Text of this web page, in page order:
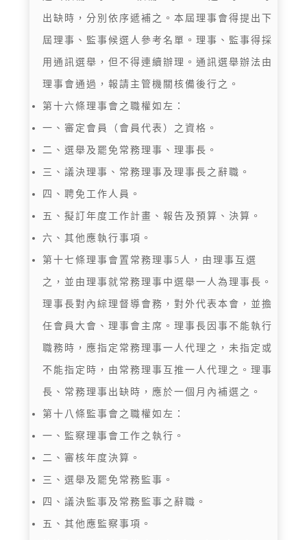
出缺時，分別依序遞補之。本屆理事會得提出下
屆理事、監事候選人參考名單。理事、監事得採
用通訊選舉，但不得連續辦理。通訊選舉辦法由
理事會通過，報請主管機關核備後行之。
第十六條理事會之職權如左：
一、審定會員（會員代表）之資格。
二、選舉及罷免常務理事、理事長。
三、議決理事、常務理事及理事長之辭職。
四、聘免工作人員。
五、擬訂年度工作計畫、報告及預算、決算。
六、其他應執行事項。
第十七條理事會置常務理事5人，由理事互選
之，並由理事就常務理事中選舉一人為理事長。
理事長對內綜理督導會務，對外代表本會，並擔
任會員大會、理事會主席。理事長因事不能執行
職務時，應指定常務理事一人代理之，未指定或
不能指定時，由常務理事互推一人代理之。理事
長、常務理事出缺時，應於一個月內補選之。
第十八條監事會之職權如左：
一、監察理事會工作之執行。
二、審核年度決算。
三、選舉及罷免常務監事。
四、議決監事及常務監事之辭職。
五、其他應監察事項。